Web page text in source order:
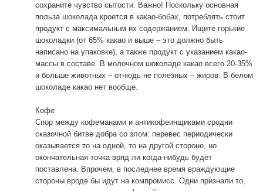
сохраните чувство сытости. Важно! Поскольку основная
польза шоколада кроется в какао-бобах, потреблять стоит
продукт с максимальным их содержанием. Ищите горькие
шоколадки (от 65% какао и выше – это должно быть
написано на упаковке), а также продукт с указанием какао-
массы в составе. В молочном шоколаде какао всего 20-35%
и больше животных – отнюдь не полезных – жиров. В белом
шоколаде какао нет вообще.
Кофе
Спор между кофеманами и антикофеинщиками сродни
сказочной битве добра со злом: перевес периодически
оказывается то на одной, то на другой стороне, но
окончательная точка вряд ли когда-нибудь будет
поставлена. Впрочем, в последнее время враждующие
стороны вроде бы идут на компромисс. Одни признали то,